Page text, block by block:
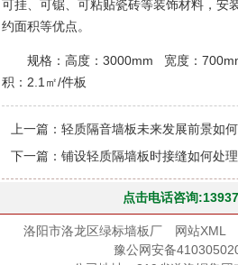
可挂、可锯、可粘贴瓷砖等装饰材料，安
约面积等优点。
规格：高度：3000mm 宽度：
积：2.1㎡/件板
上一篇：轻质隔音墙板未来发展前景如何
下一篇：铺设轻质隔墙板时接缝如何处理
点击电话咨询
洛阳市洛龙区绿标墙板厂 网站XML
豫公网安备